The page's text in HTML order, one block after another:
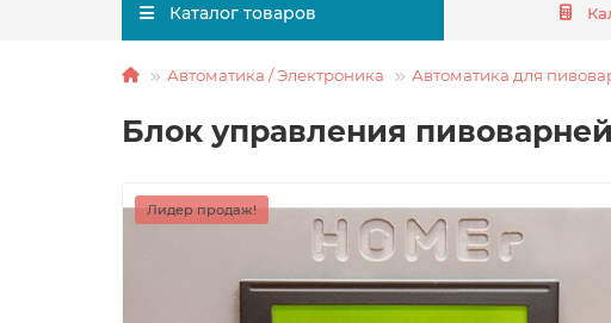
Каталог товаров
Автоматика / Электроника Автоматика для
Блок управления
Лидер продаж!